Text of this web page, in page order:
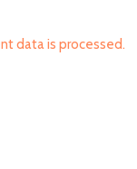
data is processed.